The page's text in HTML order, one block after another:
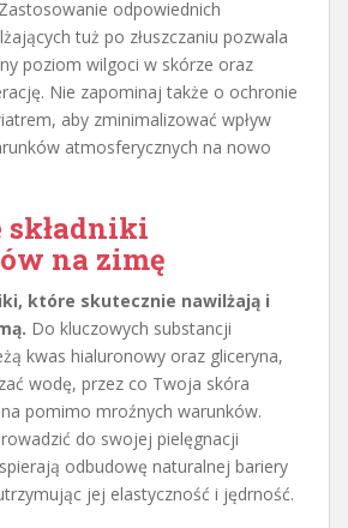
odpowiednich
tuż po złuszczaniu pozwala
poziom wilgoci w skórze oraz
Nie zapominaj także o ochronie
aby zminimalizować wpływ
atmosferycznych na nowo
składniki
na zimę
które skutecznie nawilżają i
Do kluczowych substancji
kwas hialuronowy oraz gliceryna,
wodę, przez co Twoja skóra
pomimo mroźnych warunków.
do swojej pielęgnacji
odbudowę naturalnej bariery
jej elastyczność i jędrność.